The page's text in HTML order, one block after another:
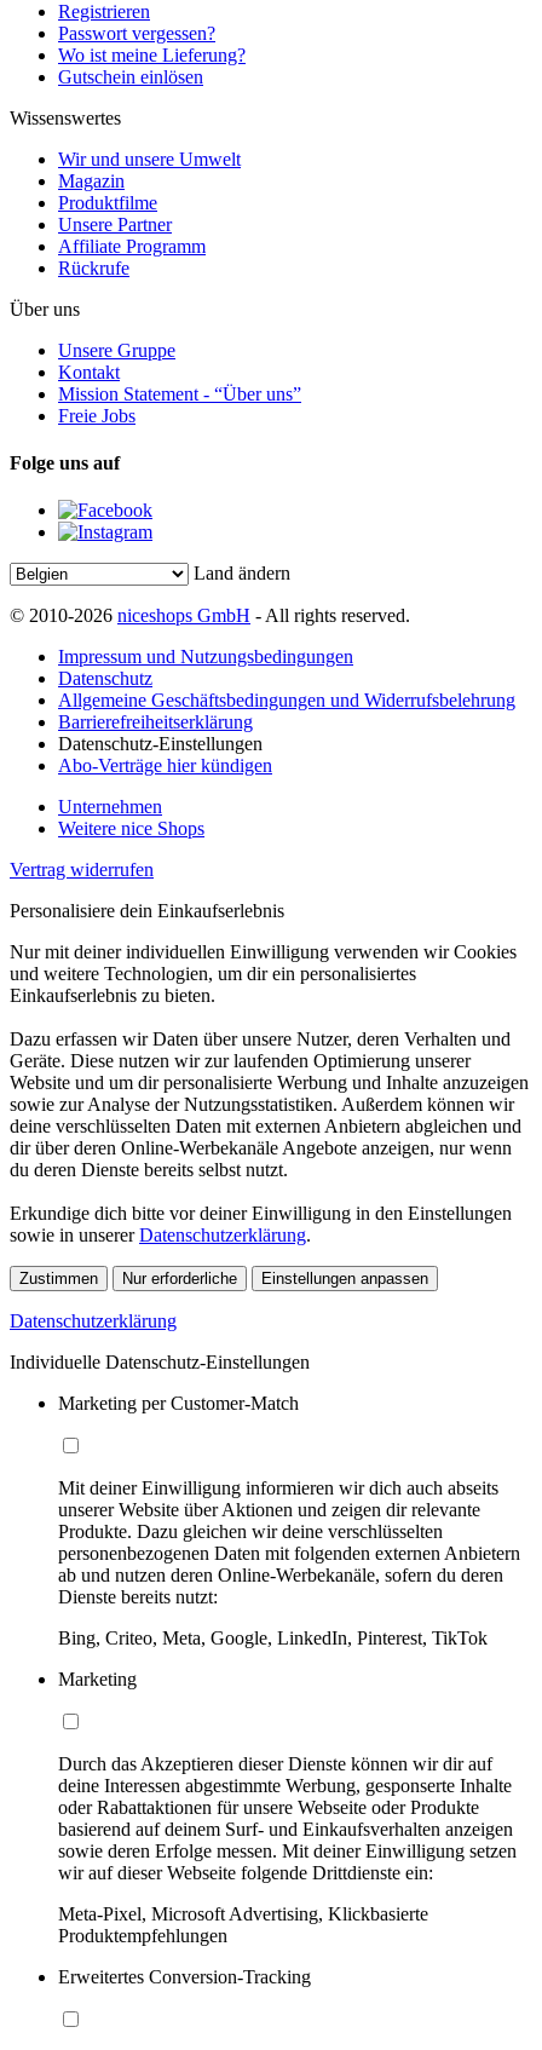
Registrieren
Passwort vergessen?
Wo ist meine Lieferung?
Gutschein einlösen
Wissenswertes
Wir und unsere Umwelt
Magazin
Produktfilme
Unsere Partner
Affiliate Programm
Rückrufe
Über uns
Unsere Gruppe
Kontakt
Mission Statement - “Über uns”
Freie Jobs
Folge uns auf
Land ändern
© 2010-2026 niceshops GmbH - All rights reserved.
Impressum und Nutzungsbedingungen
Datenschutz
Allgemeine Geschäftsbedingungen und Widerrufsbelehrung
Barrierefreiheitserklärung
Datenschutz-Einstellungen
Abo-Verträge hier kündigen
Unternehmen
Weitere nice Shops
Vertrag widerrufen
Personalisiere dein Einkaufserlebnis
Nur mit deiner individuellen Einwilligung verwenden wir Cookies
und weitere Technologien, um dir ein personalisiertes
Einkaufserlebnis zu bieten.
Dazu erfassen wir Daten über unsere Nutzer, deren Verhalten und
Geräte. Diese nutzen wir zur laufenden Optimierung unserer
Website und um dir personalisierte Werbung und Inhalte anzuzeigen
sowie zur Analyse der Nutzungsstatistiken. Außerdem können wir
deine verschlüsselten Daten mit externen Anbietern abgleichen und
dir über deren Online-Werbekanäle Angebote anzeigen, nur wenn
du deren Dienste bereits selbst nutzt.
Erkundige dich bitte vor deiner Einwilligung in den Einstellungen
sowie in unsererDatenschutzerklärung.
Zustimmen Nur erforderliche Einstellungen anpassen
Datenschutzerklärung
Individuelle Datenschutz-Einstellungen
Marketing per Customer-Match
Mit deiner Einwilligung informieren wir dich auch abseits
unserer Website über Aktionen und zeigen dir relevante
Produkte. Dazu gleichen wir deine verschlüsselten
personenbezogenen Daten mit folgenden externen Anbietern
ab und nutzen deren Online-Werbekanäle, sofern du deren
Dienste bereits nutzt:
Bing, Criteo, Meta, Google, LinkedIn, Pinterest, TikTok
Marketing
Durch das Akzeptieren dieser Dienste können wir dir auf
deine Interessen abgestimmte Werbung, gesponserte Inhalte
oder Rabattaktionen für unsere Webseite oder Produkte
basierend auf deinem Surf- und Einkaufsverhalten anzeigen
sowie deren Erfolge messen. Mit deiner Einwilligung setzen
wir auf dieser Webseite folgende Drittdienste ein:
Meta-Pixel, Microsoft Advertising, Klickbasierte
Produktempfehlungen
Erweitertes Conversion-Tracking